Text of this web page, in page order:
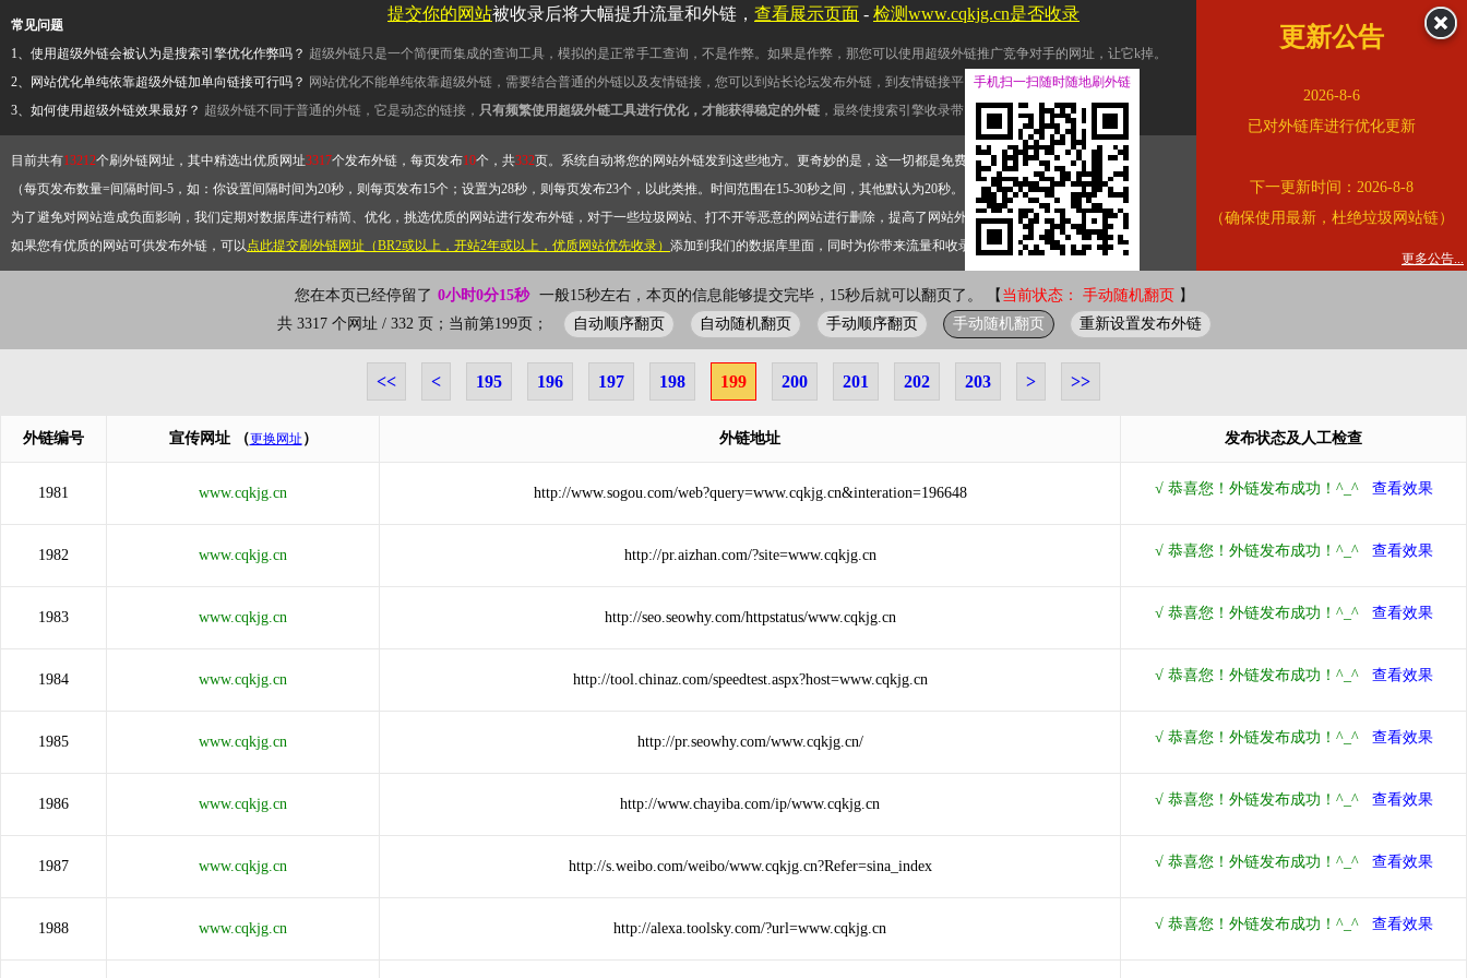
常见问题
1、使用超级外链会被认为是搜索引擎优化作弊吗？ 超级外链只是一个简便而集成的查询工具，模拟的是正常手工查询，不是作弊。如果是作弊，那您可以使用超级外链推广竞争对手的网址，让它k掉。
2、网站优化单纯依靠超级外链加单向链接可行吗？ 网站优化不能单纯依靠超级外链，需要结合普通的外链以及友情链接，您可以到站长论坛发布外链，到友情链接平台交换友情链接。
3、如何使用超级外链效果最好？ 超级外链不同于普通的外链，它是动态的链接， 只有频繁使用超级外链工具进行优化，才能获得稳定的外链 ，最终使搜索引擎收录带网址的查询页面。
目前共有13212个刷外链网址，其中精选出优质网址3317个发布外链，每页发布10个，共332页。系统自动将您的网站外链发到这些地方。更奇妙的是，这一切都是免费的。
（每页发布数量=间隔时间-5，如：你设置间隔时间为20秒，则每页发布15个；设置为28秒，则每页发布23个，以此类推。时间范围在15-30秒之间，其他默认为20秒。）
为了避免对网站造成负面影响，我们定期对数据库进行精简、优化，挑选优质的网站进行发布外链，对于一些垃圾网站、打不开等恶意的网站进行删除，提高了网站外链的质量。
如果您有优质的网站可供发布外链，可以点此提交刷外链网址（BR2或以上，开站2年或以上，优质网站优先收录） 添加到我们的数据库里面，同时为你带来流量和收录。 错误外链纠正
您在本页已经停留了 0小时0分15秒 一般15秒左右，本页的信息能够提交完毕，15秒后就可以翻页了。 【 当前状态： 手动随机翻页 】
共 3317 个网址 / 332 页；当前第199页；
自动顺序翻页 自动随机翻页 手动顺序翻页 手动随机翻页 重新设置发布外链
<< < 195 196 197 198 199 200 201 202 203 > >>
外链编号 宣传网址 （更换网址 ） 外链地址 发布状态及人工检查
1981 www.cqkjg.cn http://www.sogou.com/web?query=www.cqkjg.cn&interation=196648
1982 www.cqkjg.cn http://pr.aizhan.com/?site=www.cqkjg.cn
1983 www.cqkjg.cn http://seo.seowhy.com/httpstatus/www.cqkjg.cn
1984 www.cqkjg.cn http://tool.chinaz.com/speedtest.aspx?host=www.cqkjg.cn
1985 www.cqkjg.cn http://pr.seowhy.com/www.cqkjg.cn/
1986 www.cqkjg.cn http://www.chayiba.com/ip/www.cqkjg.cn
1987 www.cqkjg.cn http://s.weibo.com/weibo/www.cqkjg.cn?Refer=sina_index
1988 www.cqkjg.cn http://alexa.toolsky.com/?url=www.cqkjg.cn
提交你的网站被收录后将大幅提升流量和外链， 查看展示页面 - 检测www.cqkjg.cn是否收录
更新公告
2026-8-6
已对外链库进行优化更新
下一更新时间：2026-8-8
（确保使用最新，杜绝垃圾网站链）
更多公告...
手机扫一扫随时随地刷外链